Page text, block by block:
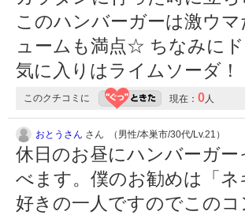
このハンバーガーは激ウ
ュームも満点☆ ちなみに
気に入りはライムソーダ！
このクチコミに 現在： 0人
おとうさん さん （男性/本巣市/30代/Lv.21）
休日のお昼にハンバーガ
べます。僕のお勧めは「
好きの一人ですのでこの